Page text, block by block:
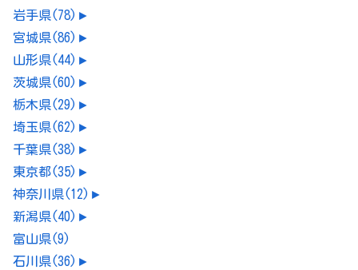
岩手県(78) ►
宮城県(86) ►
山形県(44) ►
茨城県(60) ►
栃木県(29) ►
埼玉県(62) ►
千葉県(38) ►
東京都(35) ►
神奈川県(12) ►
新潟県(40) ►
富山県(9)
石川県(36) ►